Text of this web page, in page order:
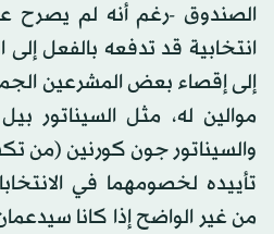
الصندوق -رغم أنه لم يصرح
انتخابية قد تدفعه بالفعل
إلى إقصاء بعض المشرعين
موالين له، مثل السيناتور
والسيناتور جون كورنين (من
تأييده لخصومهما في
من غير الواضح إذا كانا